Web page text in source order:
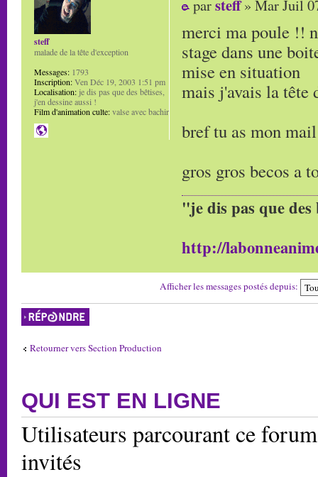
parsteff» Mar Juil
merci ma poule !!
stage dans une
mise en situation
mais j'avais la tête
bref tu as mon
gros gros becos a
"je dis pas que
http://
steff
malade de la tête d'exception
Messages: 1793
Inscription:Ven Déc 19, 2003 1:51 pm
Localisation: je dis pas que des bêtises,
j'en dessine aussi !
Film d'animation culte:valse avec bachir
Afficher les messages postés depuis:
Répondre
Retourner vers Section Production
QUI EST EN LIGNE
Utilisateurs parcourant ce
invités